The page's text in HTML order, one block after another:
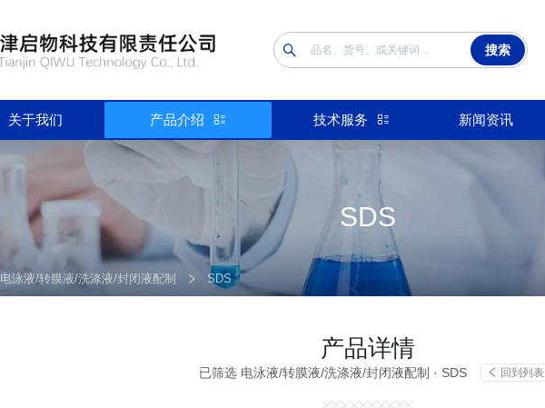
搜索
关于我们 产品介绍 技术服务 新闻资讯
SDS
电泳液/转膜液/洗涤液/封闭液配制 SDS
产品详情
已筛选 电泳液/转膜液/洗涤液/封闭液配制 · SDS 回到列表